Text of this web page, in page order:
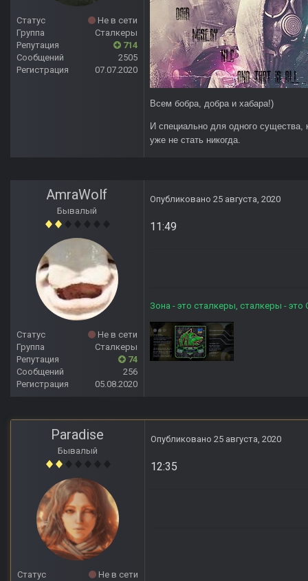
Статус
Не в сети
Группа
Сталкеры
Репутация
714
Сообщений
2505
Регистрация
07.07.2020
Всем бобра, добра и хабара!)
И специально для одного
уже не стать никогда.
AmraWolf
Бывалый
Статус
Не в сети
Группа
Сталкеры
Репутация
74
Сообщений
256
Регистрация
05.08.2020
Опубликовано 25 августа, 2020
11:49
Зона - это сталкеры, сталкеры - это
Paradise
Бывалый
Статус
Не в сети
Опубликовано 25 августа, 2020
12:35